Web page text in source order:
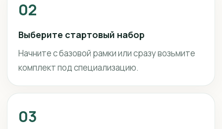
02
Выберите стартовый набор
Начните с базовой рамки или сразу возьмите
комплект под специализацию.
03